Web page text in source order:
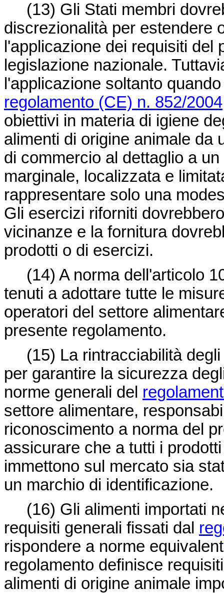
(13) Gli Stati membri
discrezionalità per estendere
l'applicazione dei requisiti
legislazione nazionale.
l'applicazione soltanto
regolamento (CE) n. 852/2004
obiettivi in materia di igiene
alimenti di origine animale da
di commercio al dettaglio a
marginale, localizzata e
rappresentare solo una
Gli esercizi riforniti
vicinanze e la fornitura
prodotti o di esercizi.
(14) A norma dell'articolo
tenuti a adottare tutte le
operatori del settore
presente regolamento.
(15) La rintracciabilità degli
per garantire la sicurezza
norme generali del
settore alimentare,
riconoscimento a norma del
assicurare che a tutti i
immettono sul mercato sia
un marchio di identificazione.
(16) Gli alimenti importati
requisiti generali fissati dal
rispondere a norme
regolamento definisce
alimenti di origine animale